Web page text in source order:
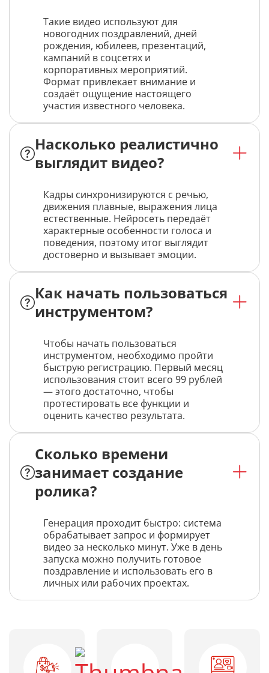
Такие видео используют для
новогодних поздравлений, дней
рождения, юбилеев, презентаций,
кампаний в соцсетях и
корпоративных мероприятий.
Формат привлекает внимание и
создаёт ощущение настоящего
участия известного человека.
Насколько реалистично
выглядит видео?
Кадры синхронизируются с речью,
движения плавные, выражения лица
естественные. Нейросеть передаёт
характерные особенности голоса и
поведения, поэтому итог выглядит
достоверно и вызывает эмоции.
Как начать пользоваться
инструментом?
Чтобы начать пользоваться
инструментом, необходимо пройти
быструю регистрацию. Первый месяц
использования стоит всего 99 рублей
— этого достаточно, чтобы
протестировать все функции и
оценить качество результата.
Сколько времени
занимает создание
ролика?
Генерация проходит быстро: система
обрабатывает запрос и формирует
видео за несколько минут. Уже в день
запуска можно получить готовое
поздравление и использовать его в
личных или рабочих проектах.